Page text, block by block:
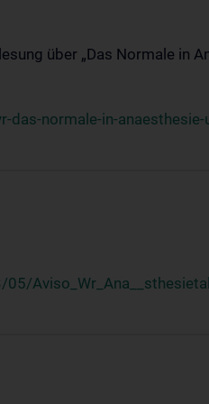
über „Das Normale in
normale-in-